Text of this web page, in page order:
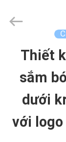
NHÀ
PHẨM
LuoX
Electric
Developed
Thiết
sắm
dưới
với logo